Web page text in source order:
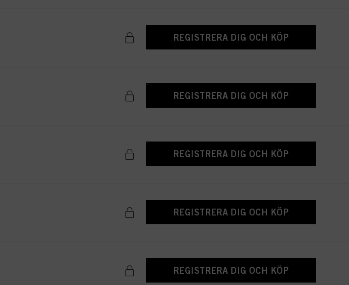
REGISTRERA DIG OCH KÖP
REGISTRERA DIG OCH KÖP
REGISTRERA DIG OCH KÖP
REGISTRERA DIG OCH KÖP
REGISTRERA DIG OCH KÖP